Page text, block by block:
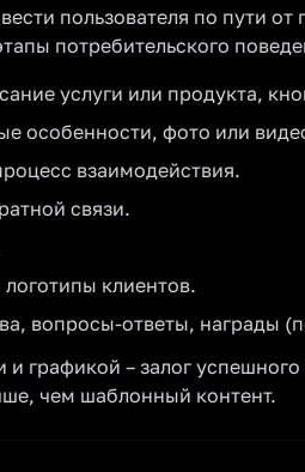
пользователя по пути
потребительского
услуги или продукта,
особенности, фото или
взаимодействия.
связи.
клиентов.
вопросы-ответы, награды
графикой – залог
чем шаблонный контент.